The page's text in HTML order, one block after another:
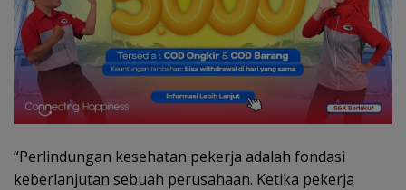
“Perlindungan kesehatan pekerja adalah fondasi
keberlanjutan sebuah perusahaan. Ketika pekerja